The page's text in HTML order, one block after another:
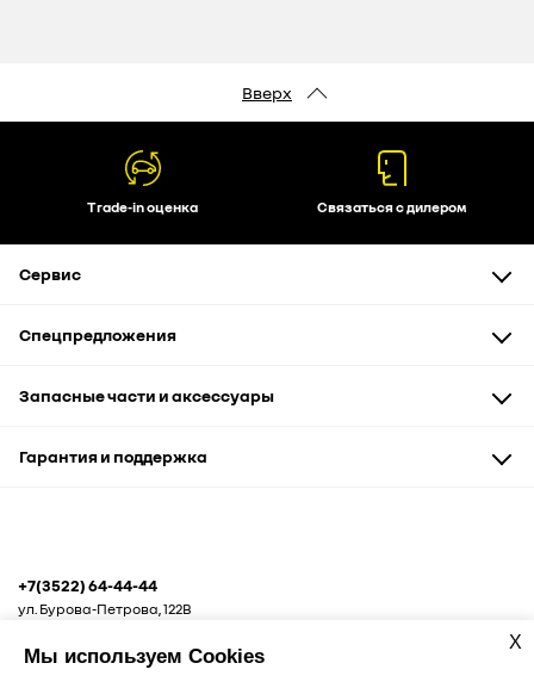
Вверх
Trade-in оценка Связаться с дилером
Сервис
Диагностика и ремонт
Акции
Спецпредложения
Запчасти и аксессуары
Рассрочка
Запасные части и аксессуары
Аксессуары и сувениры
Гарантия и поддержка
+7(3522) 64-44-44
ул. Бурова-Петрова, 122В
X
Мы используем Cookies